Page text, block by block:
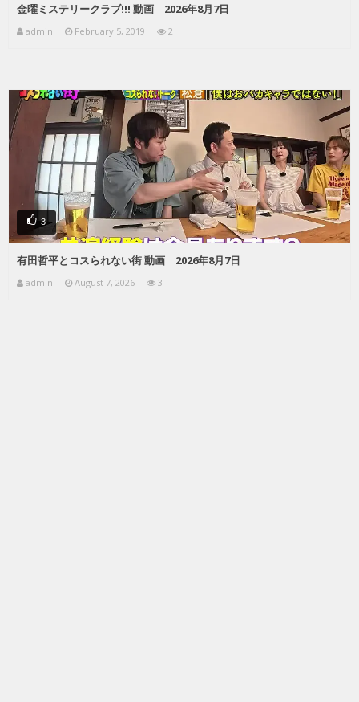
金曜ミステリークラブ!!! 動画 2026年8月7日
admin February 5, 2019 2
3
有田哲平とコスられない街 動画 2026年8月7日
admin August 7, 2026 3